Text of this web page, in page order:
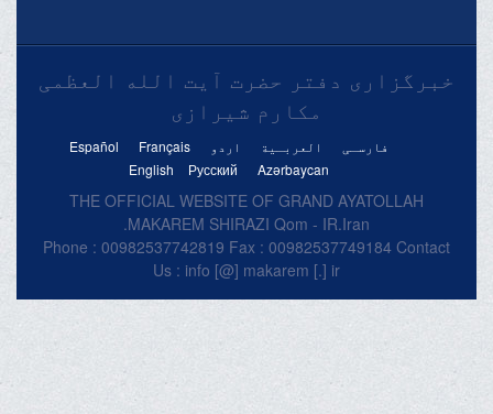
خبرگزاری دفتر حضرت آیت الله العظمی
مکارم شیرازی
فارسـی العربـیة اردو Français
Español
Azərbaycan
Русский
English
THE OFFICIAL WEBSITE OF GRAND AYATOLLAH
MAKAREM SHIRAZI Qom - IR.Iran.
Phone : 00982537742819 Fax : 00982537749184 Contact
Us : info [@] makarem [.] ir